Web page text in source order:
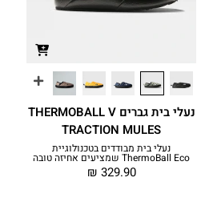
נעלי בית גברים THERMOBALL V
TRACTION MULES
נעלי בית מבודדים בטכנולוגיית
ThermoBall Eco שמציעים אחיזה טובה
₪ 329.90